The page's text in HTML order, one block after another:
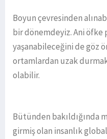
Boyun çevresinden
bir dönemdeyiz. Ani öfke
yaşanabileceğini de göz
ortamlardan uzak
olabilir.
Bütünden bakıldığında
girmiş olan insanlık